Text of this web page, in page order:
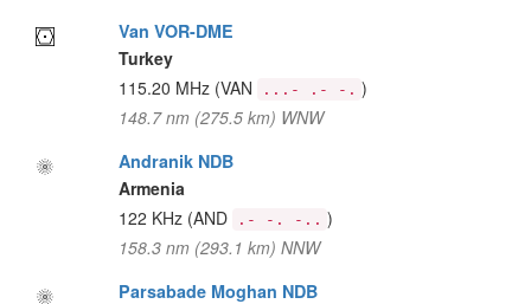
Van VOR-DME
Turkey
115.20 MHz (VAN ...- .- -. )
148.7 nm (275.5 km) WNW
Andranik NDB
Armenia
122 KHz (AND .- -. -.. )
158.3 nm (293.1 km) NNW
Parsabade Moghan NDB